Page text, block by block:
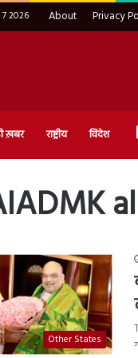
2026 About Privacy
ख़बर राष्ट्रीय विदेश
Other States